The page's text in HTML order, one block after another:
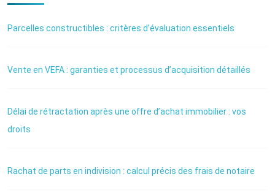
Parcelles constructibles : critères d’évaluation essentiels
Vente en VEFA : garanties et processus d’acquisition détaillés
Délai de rétractation après une offre d’achat immobilier : vos
droits
Rachat de parts en indivision : calcul précis des frais de notaire